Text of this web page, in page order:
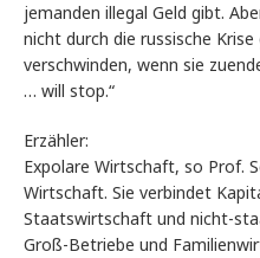
jemanden illegal Geld gibt.
nicht durch die russische
verschwinden, wenn sie
… will stop.“
Erzähler:
Expolare Wirtschaft, so Prof.
Wirtschaft. Sie verbindet
Staatswirtschaft und nicht-
Groß-Betriebe und